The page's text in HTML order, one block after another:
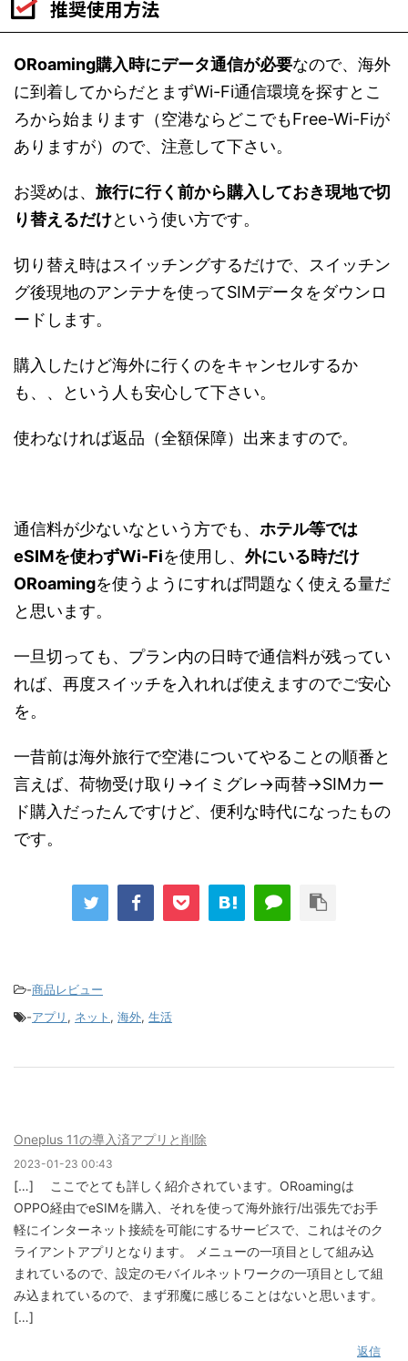
推奨使用方法
ORoaming購入時にデータ通信が必要なので、海外
に到着してからだとまずWi-Fi通信環境を探すとこ
ろから始まります（空港ならどこでもFree-Wi-Fiが
ありますが）ので、注意して下さい。
お奨めは、 旅行に行く前から購入しておき現地で切
り替えるだけという使い方です。
切り替え時はスイッチングするだけで、スイッチン
グ後現地のアンテナを使ってSIMデータをダウンロ
ードします。
購入したけど海外に行くのをキャンセルするか
も、、という人も安心して下さい。
使わなければ返品（全額保障）出来ますので。
通信料が少ないなという方でも、 ホテル等では
eSIMを使わずWi-Fiを使用し、 外にいる時だけ
ORoamingを使うようにすれば問題なく使える量だ
と思います。
一旦切っても、プラン内の日時で通信料が残ってい
れば、再度スイッチを入れれば使えますのでご安心
を。
一昔前は海外旅行で空港についてやることの順番と
言えば、荷物受け取り→イミグレ→両替→SIMカー
ド購入だったんですけど、便利な時代になったもの
です。
-商品レビュー
-アプリ , ネット , 海外, 生活
Oneplus 11の導入済アプリと削除
2023-01-23 00:43
[…] ここでとても詳しく紹介されています。ORoamingは
OPPO経由でeSIMを購入、それを使って海外旅行/出張先でお手
軽にインターネット接続を可能にするサービスで、これはそのク
ライアントアプリとなります。 メニューの一項目として組み込
まれているので、設定のモバイルネットワークの一項目として組
み込まれているので、まず邪魔に感じることはないと思います。
[…]
返信